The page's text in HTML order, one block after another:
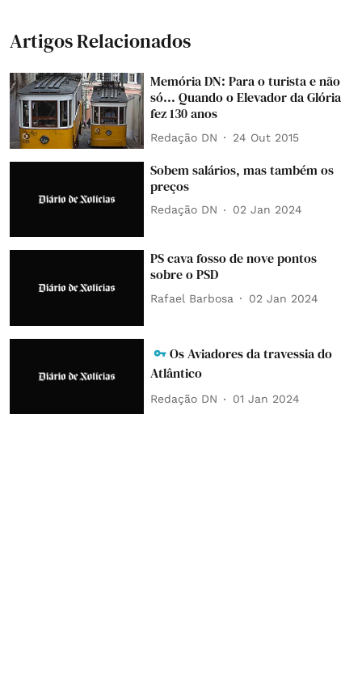
Artigos Relacionados
Memória DN: Para o turista e não
só... Quando o Elevador da Glória
fez 130 anos
Redação DN 24 Out 2015
Sobem salários, mas também os
preços
Redação DN 02 Jan 2024
PS cava fosso de nove pontos
sobre o PSD
Rafael Barbosa 02 Jan 2024
Os Aviadores da travessia do
Atlântico
Redação DN 01 Jan 2024